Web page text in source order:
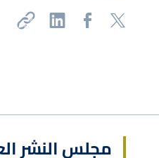
مجلس النشر